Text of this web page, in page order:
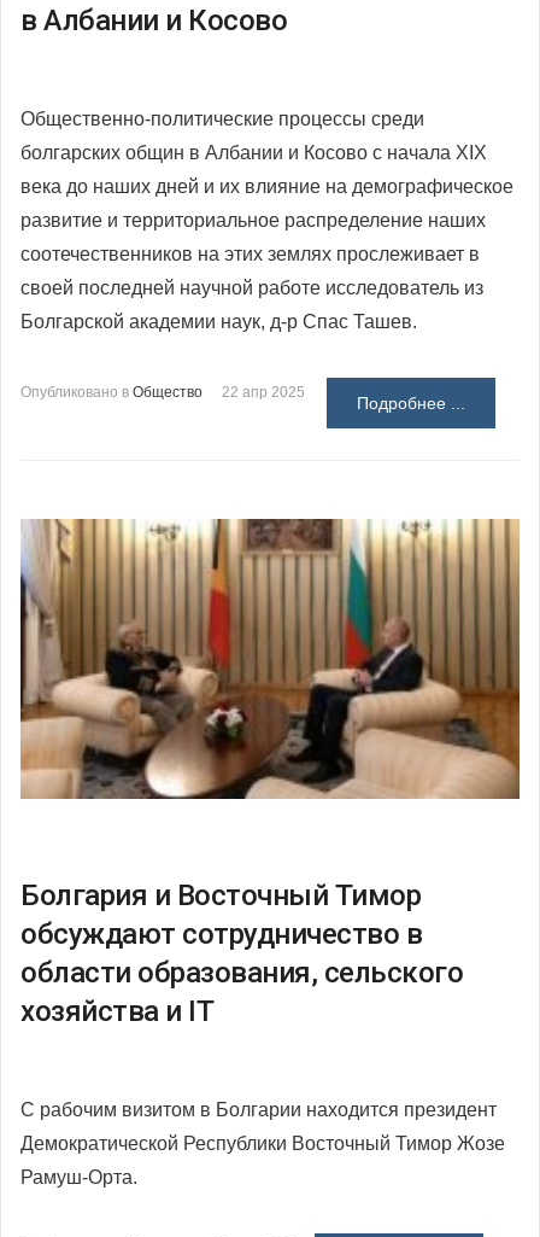
в Албании и Косово
Общественно-политические процессы среди
болгарских общин в Албании и Косово с начала XIX
века до наших дней и их влияние на демографическое
развитие и территориальное распределение наших
соотечественников на этих землях прослеживает в
своей последней научной работе исследователь из
Болгарской академии наук, д-р Спас Ташев.
Опубликовано в Общество 22 апр 2025
Подробнее ...
Болгария и Восточный Тимор
обсуждают сотрудничество в
области образования, сельского
хозяйства и IТ
С рабочим визитом в Болгарии находится президент
Демократической Республики Восточный Тимор Жозе
Рамуш-Орта.